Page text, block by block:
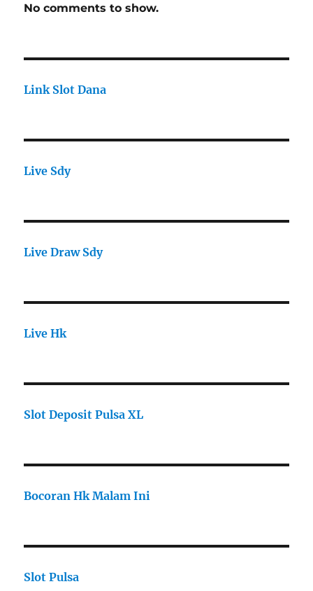
No comments to show.
Link Slot Dana
Live Sdy
Live Draw Sdy
Live Hk
Slot Deposit Pulsa XL
Bocoran Hk Malam Ini
Slot Pulsa